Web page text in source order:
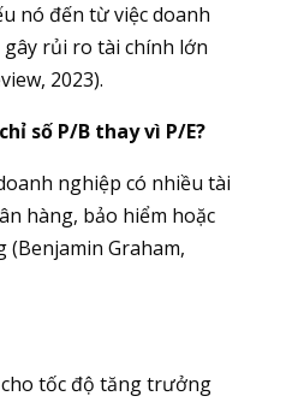
nó đến từ việc doanh
rủi ro tài chính lớn
2023).
số P/B thay vì P/E?
nghiệp có nhiều tài
hàng, bảo hiểm hoặc
(Benjamin Graham,
cho tốc độ tăng trưởng